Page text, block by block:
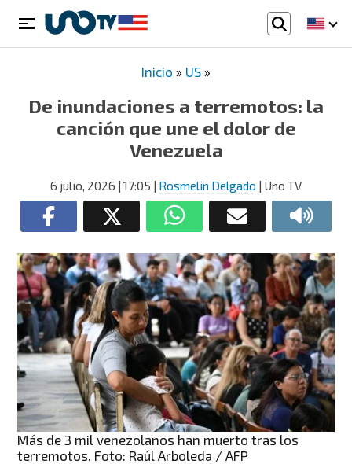
Inicio » US »
De inundaciones a terremotos: la
canción que une el dolor de
Venezuela
6 julio, 2026 | 17:05 | Rosmelin Delgado | Uno TV
Más de 3 mil venezolanos han muerto tras los
terremotos. Foto: Raúl Arboleda / AFP